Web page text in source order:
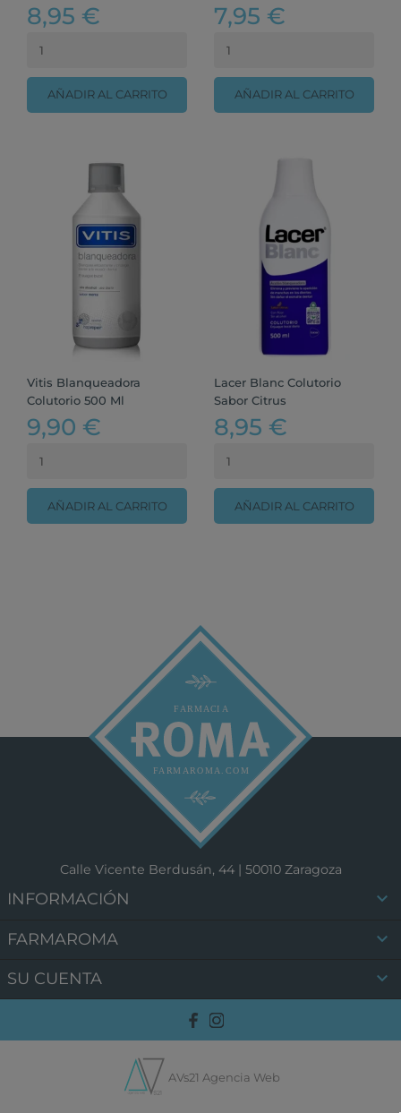
8,95 €
AÑADIR AL CARRITO
7,95 €
AÑADIR AL CARRITO
Vitis Blanqueadora
Colutorio 500 Ml
9,90 €
AÑADIR AL CARRITO
Lacer Blanc Colutorio
Sabor Citrus
8,95 €
AÑADIR AL CARRITO
Calle Vicente Berdusán, 44 | 50010 Zaragoza
INFORMACIÓN 
FARMAROMA 
SU CUENTA 
AVs21 Agencia Web